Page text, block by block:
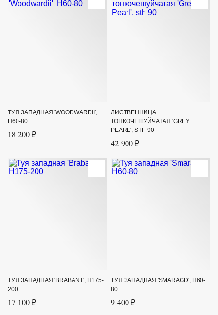
ТУЯ ЗАПАДНАЯ 'WOODWARDII',
H60-80
18 200 ₽
ЛИСТВЕННИЦА
ТОНКОЧЕШУЙЧАТАЯ 'GREY
PEARL', STH 90
42 900 ₽
ТУЯ ЗАПАДНАЯ 'BRABANT', H175-
200
17 100 ₽
ТУЯ ЗАПАДНАЯ 'SMARAGD', H60-
80
9 400 ₽